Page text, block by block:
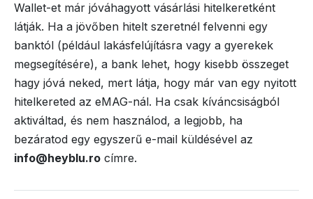
Wallet-et már jóváhagyott vásárlási hitelkeretként
látják. Ha a jövőben hitelt szeretnél felvenni egy
banktól (például lakásfelújításra vagy a gyerekek
megsegítésére), a bank lehet, hogy kisebb összeget
hagy jóvá neked, mert látja, hogy már van egy nyitott
hitelkereted az eMAG-nál. Ha csak kíváncsiságból
aktiváltad, és nem használod, a legjobb, ha
bezáratod egy egyszerű e-mail küldésével az
info@heyblu.ro címre.